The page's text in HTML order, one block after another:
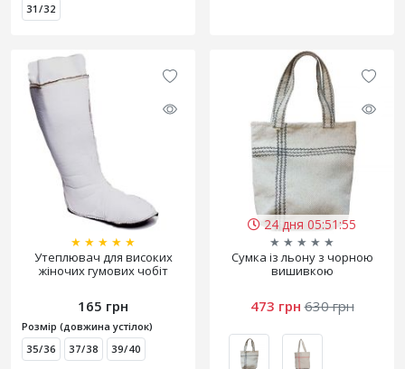
31/32
★ ★ ★ ★ ★
Утеплювач для високих
жіночих гумових чобіт
165 грн
Розмір (довжина устілок)
35/36
37/38 39/40
24 дня 05:51:55
★ ★ ★ ★ ★
Сумка із льону з чорною
вишивкою
473 грн 630 грн